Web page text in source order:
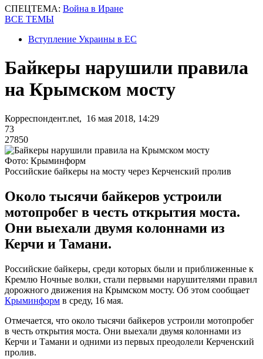
СПЕЦТЕМА: Война в Иране
ВСЕ ТЕМЫ
Вступление Украины в ЕС
Байкеры нарушили правила
на Крымском мосту
Корреспондент.net, 16 мая 2018, 14:29
73
27850
Фото: Крыминформ
Российские байкеры на мосту через Керченский пролив
Около тысячи байкеров устроили
мотопробег в честь открытия моста.
Они выехали двумя колоннами из
Керчи и Тамани.
Российские байкеры, среди которых были и приближенные к
Кремлю Ночные волки, стали первыми нарушителями правил
дорожного движения на Крымском мосту. Об этом сообщает
Крыминформ в среду, 16 мая.
Отмечается, что около тысячи байкеров устроили мотопробег
в честь открытия моста. Они выехали двумя колоннами из
Керчи и Тамани и одними из первых преодолели Керченский
пролив.